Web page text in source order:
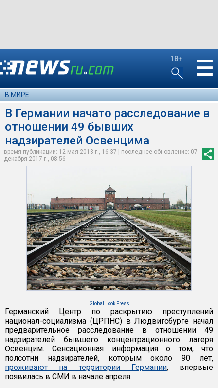
18+ ☰
В МИРЕ
В Германии начато расследование в
отношении 49 бывших
надзирателей Освенцима
время публикации: 12 мая 2013 г., 16:37 | последнее обновление: 07
декабря 2017 г., 08:56
Global Look Press
Германский Центр по раскрытию преступлений
национал-социализма (ЦРПНС) в Людвигсбурге начал
предварительное расследование в отношении 49
надзирателей бывшего концентрационного лагеря
Освенцим. Сенсационная информация о том, что
полсотни надзирателей, которым около 90 лет,
проживают на территории Германии, впервые
появилась в СМИ в начале апреля.